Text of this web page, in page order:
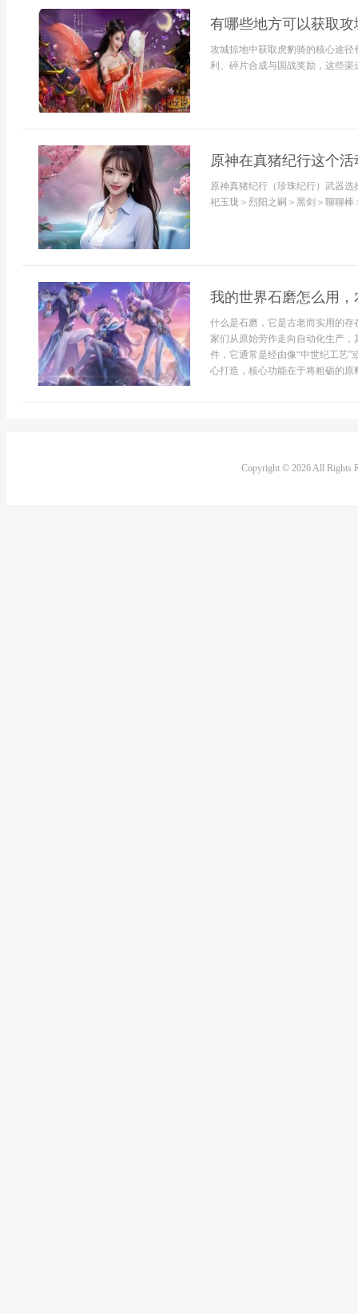
有哪些地方可以获取
攻城掠地中获取虎豹骑的核心途
利、碎片合成与国战奖励，这些
原神在真猪纪行这个
原神真猪纪行（珍珠纪行）武器
祀玉珑＞烈阳之嗣＞黑剑＞聊聊
我的世界石磨怎么用
什么是石磨，它是古老而实用的
家们从原始劳作走向自动化生产
件，它通常是经由像“中世纪工艺
心打造，核心功能在于将粗砺的原
Copyright © 2026 All Rights